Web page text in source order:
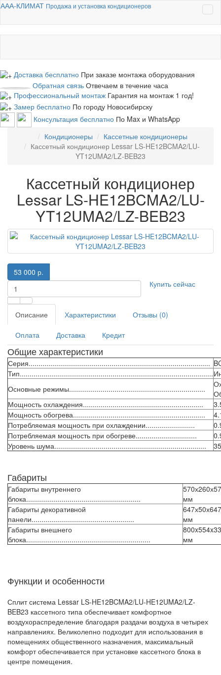
ААА-КЛИМАТ Продажа и установка кондиционеров
Доставка бесплатно При заказе монтажа оборудования
Обратная связь Отвечаем в течение часа
Профессиональный монтаж Гарантия на монтаж 1 год!
Замер бесплатно По городу Новосибирску
Консультация бесплатно По Max и WhatsApp
Кондиционеры
Кассетные кондиционеры
Кассетный кондиционер Lessar LS-HE12BCMA2/LU-
YT12UMA2/LZ-BEB23
Кассетный кондиционер
Lessar LS-HE12BCMA2/LU-
YT12UMA2/LZ-BEB23
53 000 р.
Купить сейчас
Описание Характеристики Отзывы (0)
Оплата Доставка Кредит
Общие характеристики
Серия............................................................................................
Тип..................................................................................................
Основные режимы.....................................................................
Мощность охлаждения.............................................................
Мощность обогрева...................................................................
Потребляемая мощность при охлаждении.........................
Потребляемая мощность при обогреве...............................
Уровень шума.............................................................................
Габариты
Габариты внутреннего
блока..........................................................
мм
Габариты декоративной
панели....................................................
647х50х647
мм
Габариты внешнего
блока...............................................................
мм
Функции и особенности
Сплит система Lessar LS-HE12BCMA2/LU-HE12UMA2/LZ-
BEB23 кассетного типа обеспечивает комфортное
воздухораспределение благодаря раздачи воздуха в четырех
направлениях. Великолепно подходит для использования в
помещениях общественного назначения, максимальный
комфорт обеспечивается при установке кассетного блока в
центре помещения.